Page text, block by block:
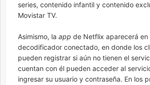
series, contenido infantil y contenido
Movistar TV.
Asimismo, la app de Netflix aparecerá en
decodificador conectado, en donde los
pueden registrar si aún no tienen el
cuentan con él pueden acceder al
ingresar su usuario y contraseña. En los